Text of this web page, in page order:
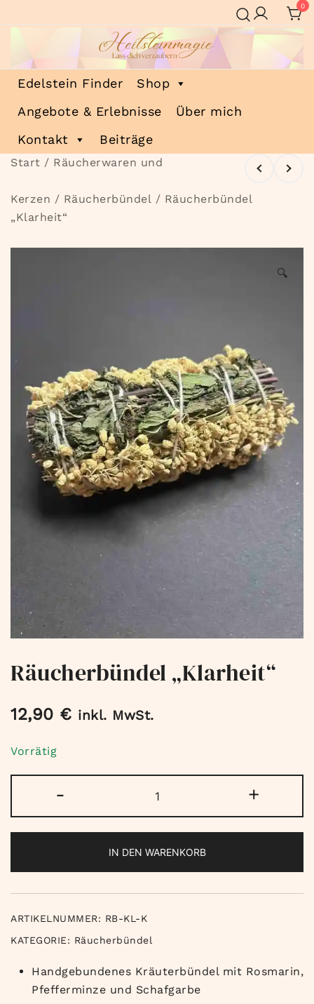
Inhalt
0
Heilsteinmagie
Lass dich verzaubern
Edelstein Finder
Shop
Angebote & Erlebnisse
Über mich
Kontakt
Beiträge
Start / Räucherwaren und
Kerzen / Räucherbündel / Räucherbündel
„Klarheit“
🔍
Räucherbündel „Klarheit“
12,90 € inkl. MwSt.
Vorrätig
-
"Klarheit"
Menge
+
IN DEN WARENKORB
ARTIKELNUMMER: RB-KL-K
KATEGORIE: Räucherbündel
Handgebundenes Kräuterbündel mit Rosmarin,
Pfefferminze und Schafgarbe